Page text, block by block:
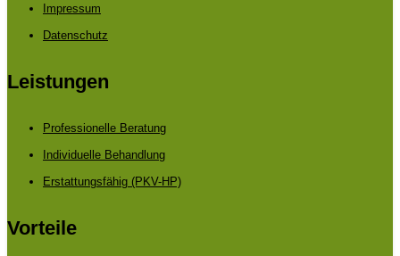
Impressum
Datenschutz
Leistungen
Professionelle Beratung
Individuelle Behandlung
Erstattungsfähig (PKV-HP)
Vorteile